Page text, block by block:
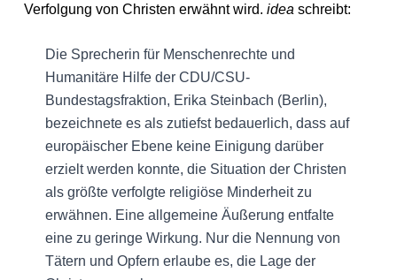
Verfolgung von Christen erwähnt wird. idea schreibt:
Die Sprecherin für Menschenrechte und
Humanitäre Hilfe der CDU/CSU-
Bundestagsfraktion, Erika Steinbach (Berlin),
bezeichnete es als zutiefst bedauerlich, dass auf
europäischer Ebene keine Einigung darüber
erzielt werden konnte, die Situation der Christen
als größte verfolgte religiöse Minderheit zu
erwähnen. Eine allgemeine Äußerung entfalte
eine zu geringe Wirkung. Nur die Nennung von
Tätern und Opfern erlaube es, die Lage der